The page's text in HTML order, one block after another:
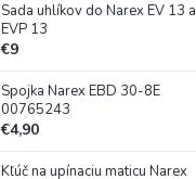
Sada uhlíkov do Narex EV 13 a
EVP 13
€9
Spojka Narex EBD 30-8E
00765243
€4,90
Kľúč na upínaciu maticu Narex